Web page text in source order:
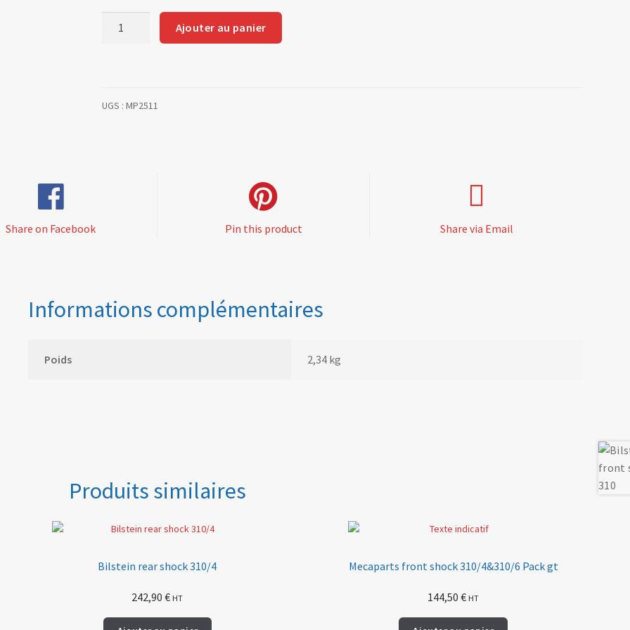
310/6
Ajouter au panier
UGS :MP2511
Share on Facebook Pin this product Share via Email
Informations complémentaires
Poids 2,34 kg
Produits similaires
Bilstein rear shock 310/4
242,90€ HT
Mecaparts front shock 310/4&310/6 Pack gt
144,50€ HT